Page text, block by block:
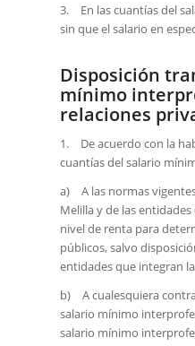
3. En las cuantías del
sin que el salario en
Disposición
mínimo
relaciones
1. De acuerdo con la
cuantías del salario
a) A las normas
Melilla y de las
nivel de renta para
públicos, salvo
entidades que integran
b) A cualesquiera
salario mínimo
salario mínimo